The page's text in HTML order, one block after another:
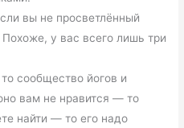
вы не просветлённый
Похоже, у вас всего лишь три
сообщество йогов и
вам не нравится — то
найти — то его надо